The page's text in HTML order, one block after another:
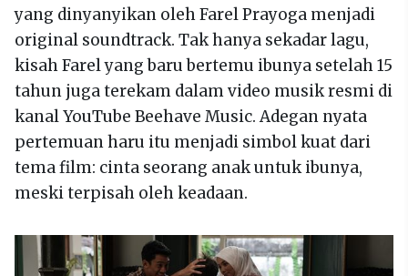
yang dinyanyikan oleh Farel Prayoga menjadi
original soundtrack. Tak hanya sekadar lagu,
kisah Farel yang baru bertemu ibunya setelah 15
tahun juga terekam dalam video musik resmi di
kanal YouTube Beehave Music. Adegan nyata
pertemuan haru itu menjadi simbol kuat dari
tema film: cinta seorang anak untuk ibunya,
meski terpisah oleh keadaan.